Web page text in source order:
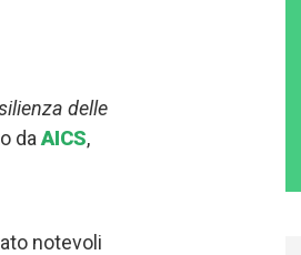
delle
da AICS,
notevoli